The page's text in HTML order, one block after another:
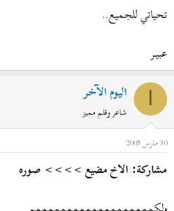
تحياتي للجميع..
عبيــر
اليوم الآخر
شاعر وقلم مميز
30 مارس 2005
مشاركة: الاخ مضيع >>>> صوره